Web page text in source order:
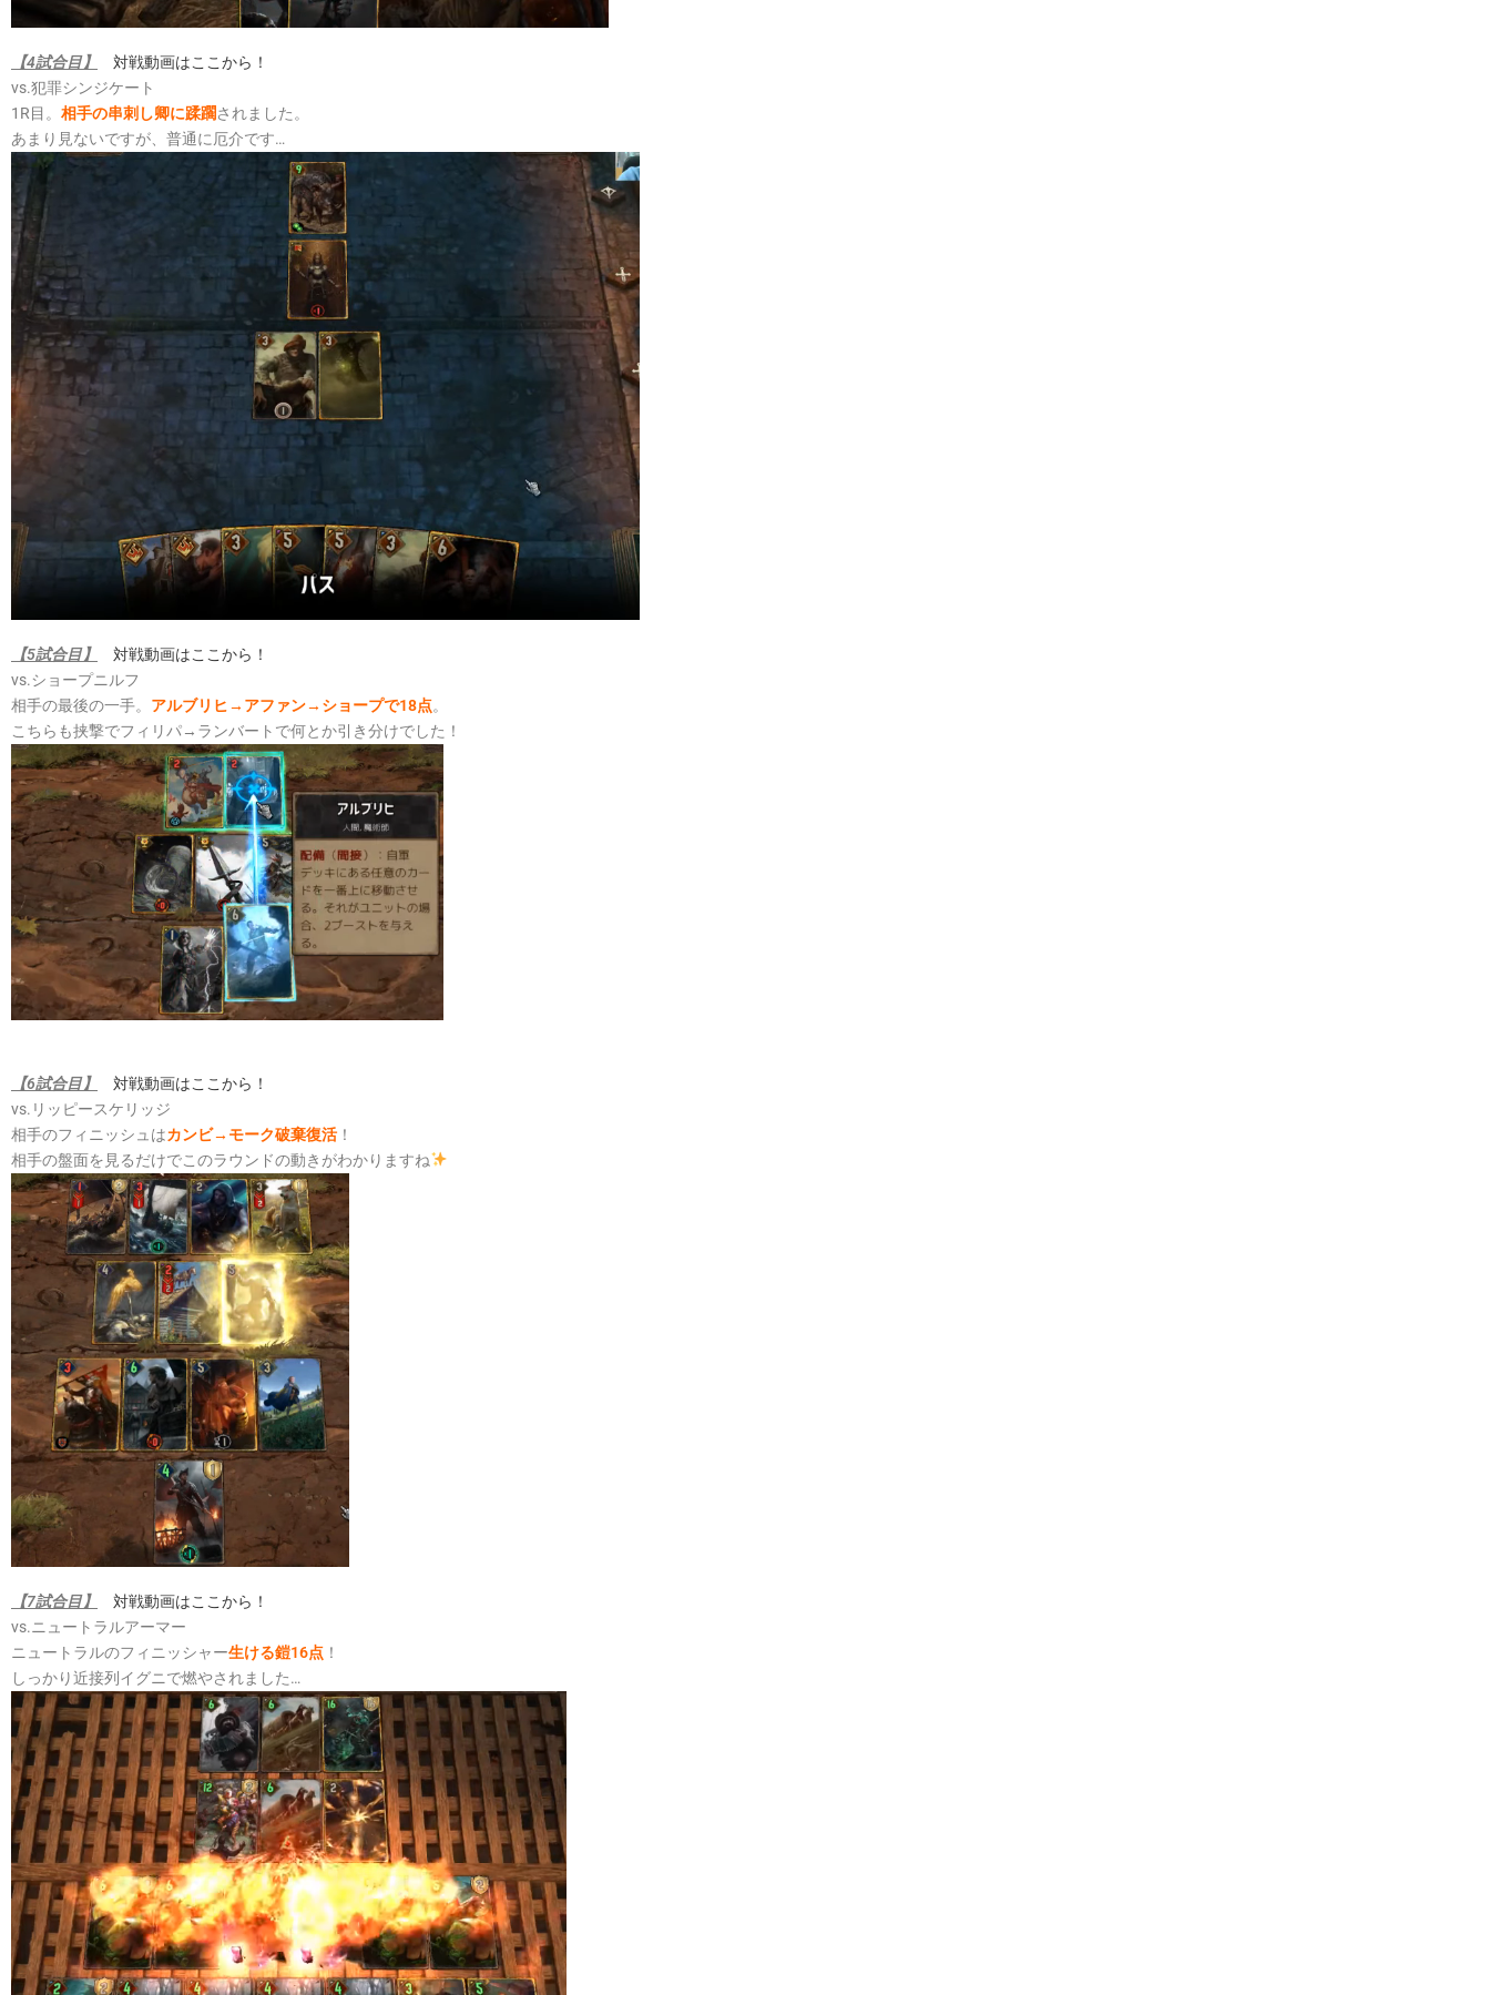
【4試合目】
対戦動画はここから！
vs.犯罪シンジケート
1R目。 相手の串刺し卿に蹂躙されました。
あまり見ないですが、普通に厄介です…
【5試合目】
対戦動画はここから！
vs.ショープニルフ
相手の最後の一手。 アルブリヒ→アファン→ショープで18点。
こちらも挟撃でフィリパ→ランバートで何とか引き分けでした！
【6試合目】
対戦動画はここから！
vs.リッピースケリッジ
相手のフィニッシュはカンビ→モーク破棄復活 ！
相手の盤面を見るだけでこのラウンドの動きがわかりますね
【7試合目】
対戦動画はここから！
vs.ニュートラルアーマー
ニュートラルのフィニッシャー生ける鎧16点 ！
しっかり近接列イグニで燃やされました…